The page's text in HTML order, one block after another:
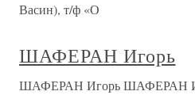
Васин), т/ф «О
ШАФЕРАН Игорь
ШАФЕРАН Игорь ШАФЕРАН